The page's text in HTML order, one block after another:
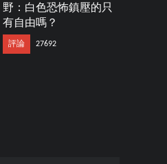
野：白色恐怖鎮壓的只
有自由嗎？
評論 27692